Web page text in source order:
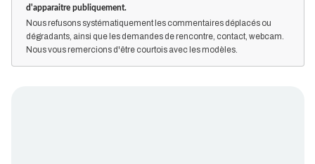
d'apparaitre publiquement.
Nous refusons systématiquement les commentaires déplacés ou
dégradants, ainsi que les demandes de rencontre, contact, webcam.
Nous vous remercions d'être courtois avec les modèles.